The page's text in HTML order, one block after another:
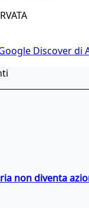
Discover di
non diventa